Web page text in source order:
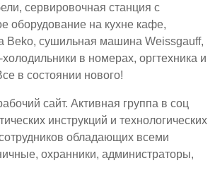
сервировочная станция с
оборудование на кухне кафе,
Beko, сушильная машина Weissgauff,
в номерах, оргтехника и
в состоянии нового!
сайт. Активная группа в соц
инструкций и технологических
обладающих всеми
охранники, администраторы,